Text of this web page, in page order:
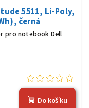
5511, Li-Poly,
černá
pro notebook Dell
Do košíku